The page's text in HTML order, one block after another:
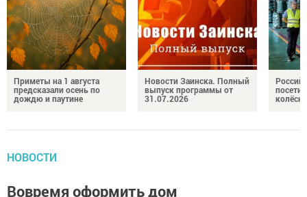
Приметы на 1 августа
предсказали осень по
дождю и паутине
Новости Заинска. Полный
выпуск программы от
31.07.2026
НОВОСТИ
Вовремя оформить дом